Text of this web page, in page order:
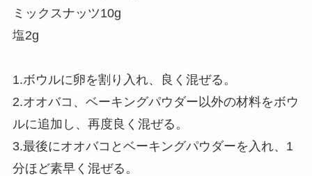
ミックスナッツ10g
塩2g
1.ボウルに卵を割り入れ、良く混ぜる。
2.オオバコ、ベーキングパウダー以外の材料をボウ
ルに追加し、再度良く混ぜる。
3.最後にオオバコとベーキングパウダーを入れ、1
分ほど素早く混ぜる。